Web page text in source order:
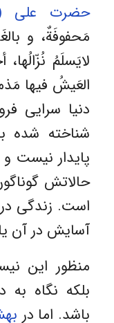
حضرت علی
مَحفوفَةٌ، و
لايَسلَمُ
العَيشُ فيها
دنیا سرايى
شناخته شده
پایدار نیست
حالاتش
است. زندگى
آسايش در آن
منظور این
بلکه نگاه به
باشد. اما در